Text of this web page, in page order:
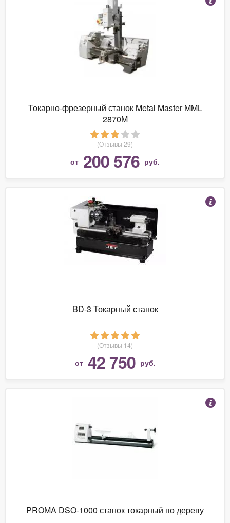
Токарно-фрезерный станок Metal Master MML
2870M
(Отзывы 29)
от 200 576 руб.
BD-3 Токарный станок
(Отзывы 14)
от 42 750 руб.
PROMA DSO-1000 станок токарный по дереву